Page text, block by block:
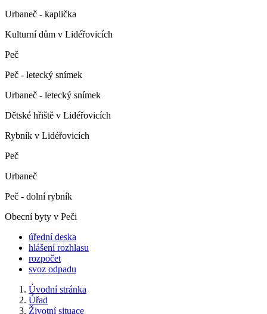
Urbaneč - kaplička
Kulturní dům v Lidéřovicích
Peč
Peč - letecký snímek
Urbaneč - letecký snímek
Dětské hřiště v Lidéřovicích
Rybník v Lidéřovicích
Peč
Urbaneč
Peč - dolní rybník
Obecní byty v Peči
úřední deska
hlášení rozhlasu
rozpočet
svoz odpadu
Úvodní stránka
Úřad
Životní situace